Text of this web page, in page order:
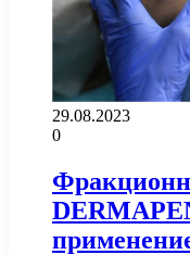
29.08.2023
0